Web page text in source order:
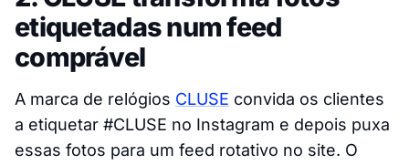
etiquetadas num feed
comprável
A marca de relógios CLUSE convida os clientes
a etiquetar #CLUSE no Instagram e depois puxa
essas fotos para um feed rotativo no site. O